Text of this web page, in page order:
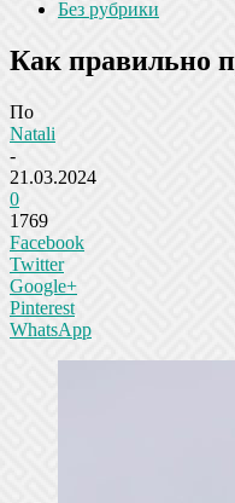
Без рубрики
Как правильно
По
Natali
-
21.03.2024
0
1769
Facebook
Twitter
Google+
Pinterest
WhatsApp